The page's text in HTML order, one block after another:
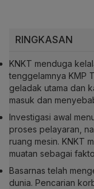
RINGKASAN
KNKT menduga
tenggelamnya KMP
geladak utama dan
masuk dan
Investigasi awal
proses pelayaran,
ruang mesin. KNKT
muatan sebagai
Basarnas telah
dunia. Pencarian